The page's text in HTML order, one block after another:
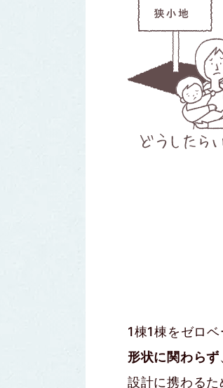
1棟1棟をゼロ
形状に関わらず
設計に携わるた